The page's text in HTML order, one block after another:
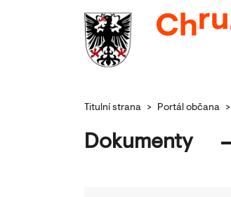
Titulní strana > Portál občana >
Dokumenty